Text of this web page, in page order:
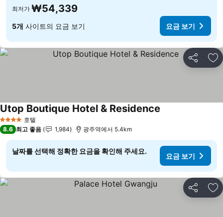
최저가 ₩54,339
5개 사이트의 요금 보기 요금 보기
공유 즐
4 성급 호텔
Utop Boutique Hotel & Residence
8.6 최고 좋음 1,984 광주역에서 5.4km
날짜를 선택해 정확한 요금을 확인해 주세요.
요금 보기
공유 즐